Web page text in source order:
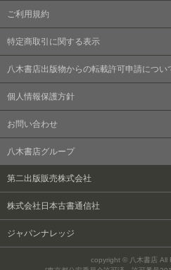
ご利用規約
特定商取引に関する表示
八木書店出版物からの転載許可申請につい
個人情報保護方針
お問い合わせ
八木書店グループ
copyright © 八木書店 All
第二出版販売株式会社
株式会社日本古書通信社
ジャパンナレッジ